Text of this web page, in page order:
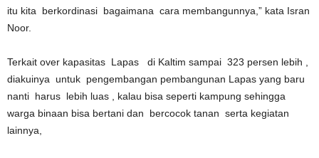
itu kita berkordinasi bagaimana cara membangunnya,” kata Isran
Noor.
Terkait over kapasitas Lapas di Kaltim sampai 323 persen lebih ,
diakuinya untuk pengembangan pembangunan Lapas yang baru
nanti harus lebih luas , kalau bisa seperti kampung sehingga
warga binaan bisa bertani dan bercocok tanan serta kegiatan
lainnya,